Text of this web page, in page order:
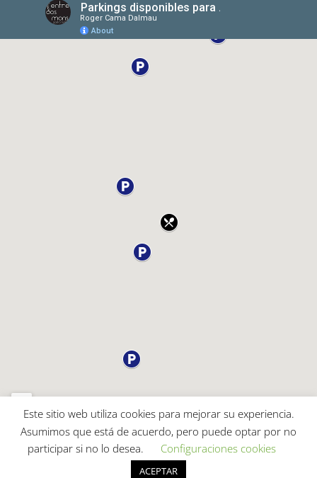
Política de Privacidad
Este sitio web utiliza cookies para mejorar su experiencia.
Asumimos que está de acuerdo, pero puede optar por no
participar si no lo desea.
Configuraciones cookies
ACEPTAR